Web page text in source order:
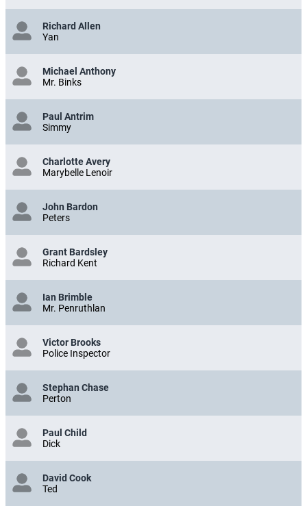
Richard Allen
Yan
Michael Anthony
Mr. Binks
Paul Antrim
Simmy
Charlotte Avery
Marybelle Lenoir
John Bardon
Peters
Grant Bardsley
Richard Kent
Ian Brimble
Mr. Penruthlan
Victor Brooks
Police Inspector
Stephan Chase
Perton
Paul Child
Dick
David Cook
Ted